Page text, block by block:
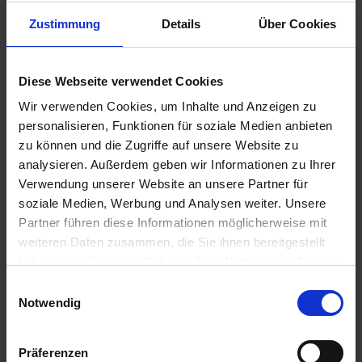
Zustimmung Details Über Cookies
Diese Webseite verwendet Cookies
Wir verwenden Cookies, um Inhalte und Anzeigen zu
personalisieren, Funktionen für soziale Medien anbieten
zu können und die Zugriffe auf unsere Website zu
analysieren. Außerdem geben wir Informationen zu Ihrer
Verwendung unserer Website an unsere Partner für
soziale Medien, Werbung und Analysen weiter. Unsere
Partner führen diese Informationen möglicherweise mit
weiteren Daten zusammen, die Sie ihnen bereitgestellt
Notwendig
Präferenzen
HERVORRUFEN.
EUH401-ZUR VERMEIDUNG VON RISIKEN FÜR MEN...
mehr
Signalword
ACHTUNG
Sicherheitshinweise
P101-IST ÄRZTLICHER RAT ERFORDERLICH,
VERPACKUNG ODER KENNZEICHNUNGSETIKETT
BEREITHALTEN.
P102-DARF...
mehr
Zulassungsende
Zulassungsanfang